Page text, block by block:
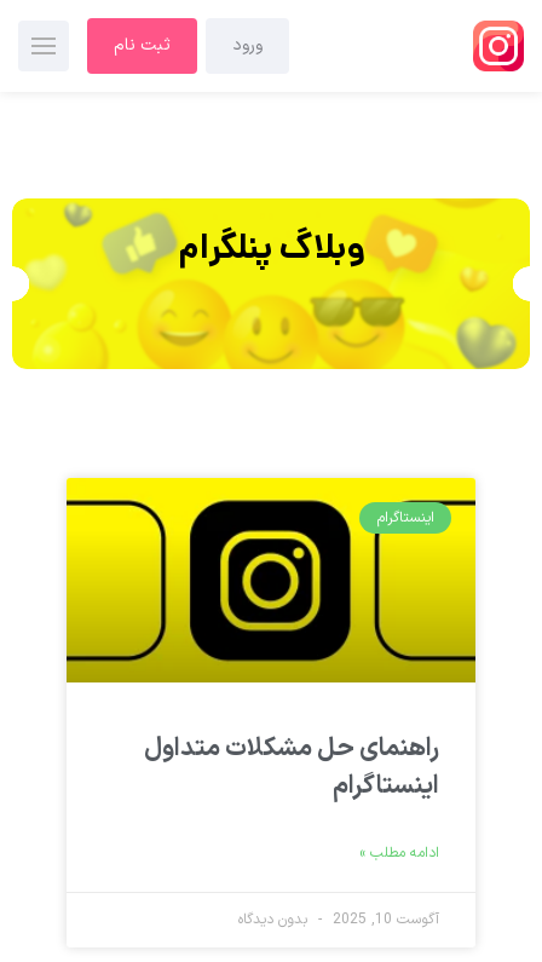
ورود ثبت نام
وبلاگ پنلگرام
اینستاگرام
راهنمای حل مشکلات متداول
اینستاگرام
ادامه مطلب »
آگوست 10, 2025 بدون دیدگاه